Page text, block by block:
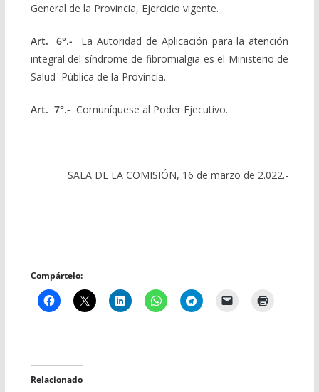
General de la Provincia, Ejercicio vigente.
Art. 6°.- La Autoridad de Aplicación para la atención
integral del síndrome de fibromialgia es el Ministerio de
Salud Pública de la Provincia.
Art. 7°.- Comuníquese al Poder Ejecutivo.
SALA DE LA COMISIÓN, 16 de marzo de 2.022.-
Compártelo:
Relacionado